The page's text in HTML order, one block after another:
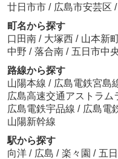
廿日市市 / 広島市安芸区 /
町名から探す
口田南 / 大塚西 / 山本新
中野 / 落合南 / 五日市中
路線から探す
山陽本線 / 広島電鉄宮島
広島高速交通アストラム
広島電鉄宇品線 / 広島電
山陽新幹線
駅から探す
向洋 / 広島 / 楽々園 / 五